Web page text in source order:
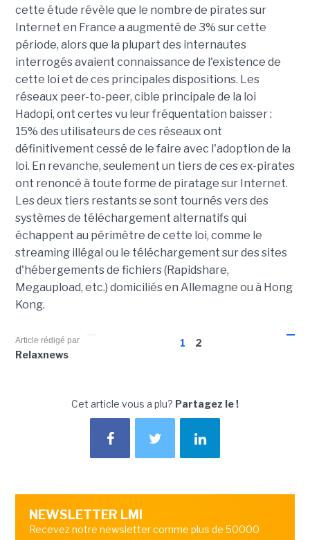
cette étude révèle que le nombre de pirates sur
Internet en France a augmenté de 3% sur cette
période, alors que la plupart des internautes
interrogés avaient connaissance de l'existence de
cette loi et de ces principales dispositions. Les
réseaux peer-to-peer, cible principale de la loi
Hadopi, ont certes vu leur fréquentation baisser :
15% des utilisateurs de ces réseaux ont
définitivement cessé de le faire avec l'adoption de la
loi. En revanche, seulement un tiers de ces ex-pirates
ont renoncé à toute forme de piratage sur Internet.
Les deux tiers restants se sont tournés vers des
systèmes de téléchargement alternatifs qui
échappent au périmètre de cette loi, comme le
streaming illégal ou le téléchargement sur des sites
d'hébergements de fichiers (Rapidshare,
Megaupload, etc.) domiciliés en Allemagne ou à Hong
Kong.
1 2
Article rédigé par
Relaxnews
Cet article vous a plu? Partagez le !
NEWSLETTER LMI
Recevez notre newsletter comme plus de 50000